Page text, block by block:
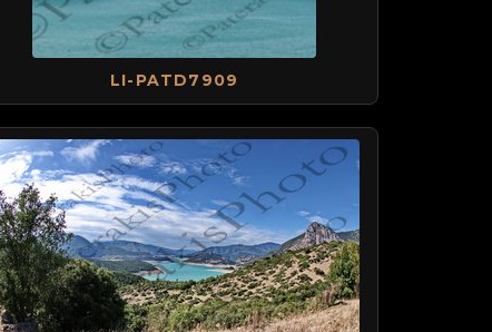
LI-PATD7909